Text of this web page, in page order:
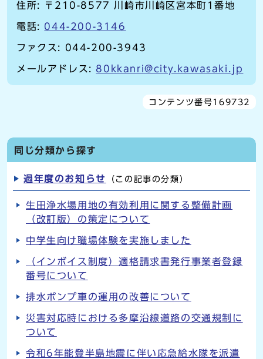
住所: 〒210-8577 川崎市川崎区宮本町1番地
電話: 044-200-3146
ファクス: 044-200-3943
メールアドレス: 80kkanri@city.kawasaki.jp
コンテンツ番号169732
同じ分類から探す
過年度のお知らせ （この記事の分類）
生田浄水場用地の有効利用に関する整備計画
（改訂版）の策定について
中学生向け職場体験を実施しました
（インボイス制度）適格請求書発行事業者登録
番号について
排水ポンプ車の運用の改善について
災害対応時における多摩沿線道路の交通規制に
ついて
令和6年能登半島地震に伴い応急給水隊を派遣